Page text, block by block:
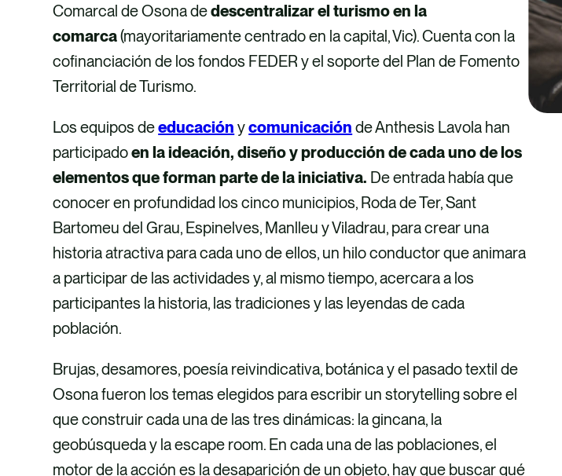
Comarcal de Osona dedescentralizar el turismo en la
comarca(mayoritariamente centrado en la capital, Vic). Cuenta con la
cofinanciación de los fondos FEDER y el soporte del Plan de Fomento
Territorial de Turismo.
Los equipos deeducación ycomunicación de Anthesis Lavola han
participadoen la ideación, diseño y producción de cada uno de los
elementos que forman parte de la iniciativa. De entrada había que
conocer en profundidad los cinco municipios, Roda de Ter, Sant
Bartomeu del Grau, Espinelves, Manlleu y Viladrau, para crear una
historia atractiva para cada uno de ellos, un hilo conductor que animara
a participar de las actividades y, al mismo tiempo, acercara a los
participantes la historia, las tradiciones y las leyendas de cada
población.
Brujas, desamores, poesía reivindicativa, botánica y el pasado textil de
Osona fueron los temas elegidos para escribir un storytelling sobre el
que construir cada una de las tres dinámicas: la gincana, la
geobúsqueda y la escape room. En cada una de las poblaciones, el
motor de la acción es la desaparición de un objeto, hay que buscar qué